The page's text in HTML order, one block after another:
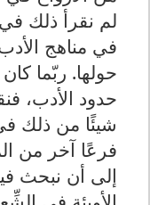
لم نقرأ ذلك
في مناهج
حولها. ربّما كان
حدود الأدب،
شيئًا من ذلك
فرعًا آخر من
إلى أن نبحث